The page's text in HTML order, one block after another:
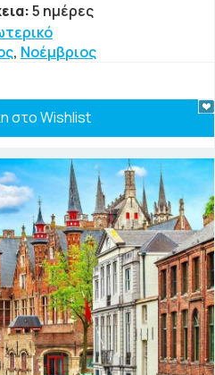
5 ημέρες
, Νοέμβριος
στο Wishlist